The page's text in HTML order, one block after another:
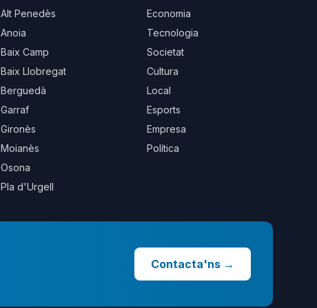
Alt Penedès
Anoia
Baix Camp
Baix Llobregat
Berguedà
Garraf
Gironès
Moianès
Osona
Pla d'Urgell
Economia
Tecnologia
Societat
Cultura
Local
Esports
Empresa
Política
Contacta'ns →